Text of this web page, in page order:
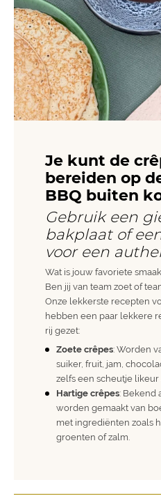
Je kunt de
bereiden op
BBQ buiten
Gebruik een
bakplaat of
voor een
Wat is jouw favoriete
Ben jij van team zoet of
Onze lekkerste recepten
hebben een paar lekkere
rij gezet:
Zoete crêpes: Worden
suiker, fruit, jam,
zelfs een scheutje likeur
Hartige crêpes: Bekend
worden gemaakt van
met ingrediënten zoals
groenten of zalm.